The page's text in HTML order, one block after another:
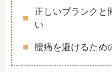
正しいプランクと
い
腰痛を避けるため